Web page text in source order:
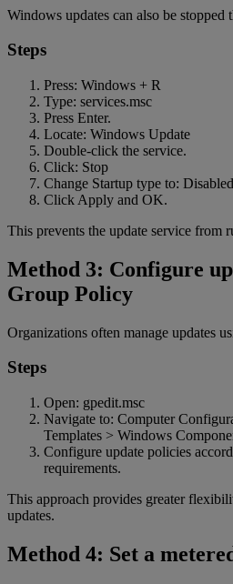
Windows updates can also be stopped
Steps
Press: Windows + R
Type: services.msc
Press Enter.
Locate: Windows Update
Double-click the service.
Click: Stop
Change Startup type to: Disabled
Click Apply and OK.
This prevents the update service from
Method 3: Configure
Group Policy
Organizations often manage updates
Steps
Open: gpedit.msc
Navigate to: Computer
Templates > Windows
Configure update policies
requirements.
This approach provides greater
updates.
Method 4: Set a